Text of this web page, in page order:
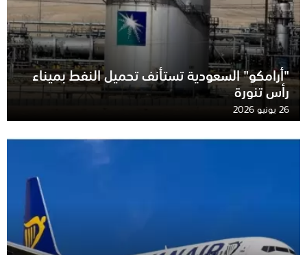
"أرامكو" السعودية تستأنف تحميل النفط بميناء
رأس تنورة
26 يونيو 2026